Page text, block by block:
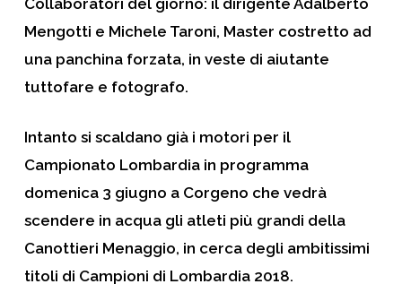
Mengotti e Michele Taroni, Master costretto ad
una panchina forzata, in veste di aiutante
tuttofare e fotografo.
Intanto si scaldano già i motori per il
Campionato Lombardia in programma
domenica 3 giugno a Corgeno che vedrà
scendere in acqua gli atleti più grandi della
Canottieri Menaggio, in cerca degli ambitissimi
titoli di Campioni di Lombardia 2018.